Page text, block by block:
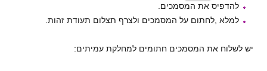
להדפיס את המסמכים.
למלא ,לחתום על המסמכים ולצרף תצלום תעודת זהות.
יש לשלוח את המסמכים חתומים למחלקת עמיתים: